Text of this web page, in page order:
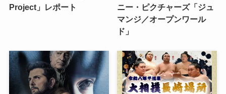
Project」レポート
ニー・ピクチャーズ「ジュ
マンジ／オープンワール
ド」